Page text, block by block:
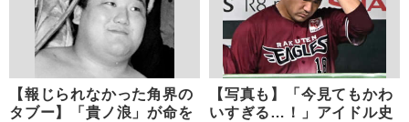
【報じられなかった角界の
タブー】「貴ノ浪」が命を
【写真も】「今見てもかわ
いすぎる…！」アイドル史